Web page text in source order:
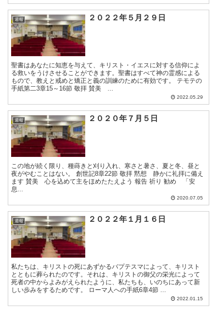
週報 ２０２２年５月２９日
聖書はあなたに知恵を与えて、キリスト・イエスに対する信仰によ
る救いをうけさせることができます。聖書はすべて神の霊感による
もので、教えと戒めと矯正と義の訓練のために有効です。 テモテの
手紙第二3章15～16節 敬拝 賛美 ...
2022.05.29
週報 ２０２０年７月５日
この地が続く限り、種蒔きと刈り入れ、寒さと暑さ、夏と冬、昼と
夜がやむことはない。 創世記8章22節 敬拝 黙想 静かに礼拝に備え
ます 賛美 心を込めて主をほめたたえよう 報告 祈り 勧め 「安
息...
2020.07.05
週報 ２０２２年１月１６日
私たちは、キリストの死にあずかるバプテスマによって、キリスト
とともに葬られたのです。それは、キリストの御父の栄光によって
死者の中からよみがえられたように、私たちも、いのちにあって新
しい歩みをするためです。 ローマ人への手紙6章4節 ...
2022.01.15